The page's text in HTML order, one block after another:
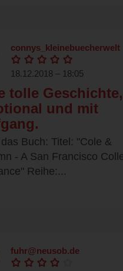
connys_kleinebuecherwelt
18.12.2018 – 18:05
tolle Geschichte,
und mit
Buch: Titel: "Cole &
- A San Francisco
Reihe:...
fuhr@neusob.de